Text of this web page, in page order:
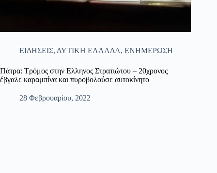
ΕΙΔΗΣΕΙΣ, ΔΥΤΙΚΗ ΕΛΛΑΔΑ, ΕΝΗΜΕΡΩΣΗ
Πάτρα: Τρόμος στην Ελληνος Στρατιώτου – 20χρονος
έβγαλε καραμπίνα και πυροβολούσε αυτοκίνητο
28 Φεβρουαρίου, 2022